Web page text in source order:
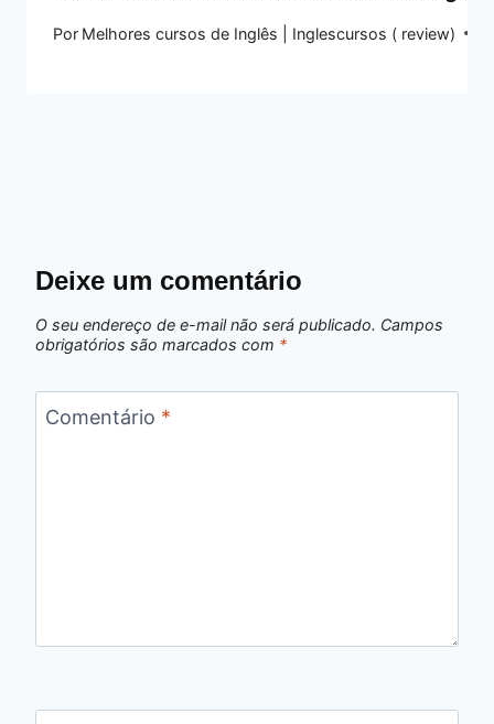
Por Melhores cursos de Inglês | Inglescursos ( review)
Deixe um comentário
O seu endereço de e-mail não será publicado. Campos
obrigatórios são marcados com *
Comentário *